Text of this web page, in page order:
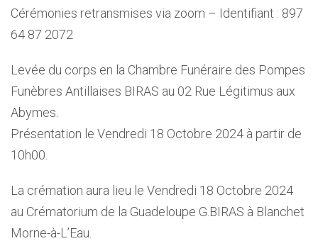
Cérémonies retransmises via zoom – Identifiant : 897
64 87 2072
Levée du corps en la Chambre Funéraire des Pompes
Funèbres Antillaises BIRAS au 02 Rue Légitimus aux
Abymes.
Présentation le Vendredi 18 Octobre 2024 à partir de
10h00.
La crémation aura lieu le Vendredi 18 Octobre 2024
au Crématorium de la Guadeloupe G.BIRAS à Blanchet
Morne-à-L’Eau.